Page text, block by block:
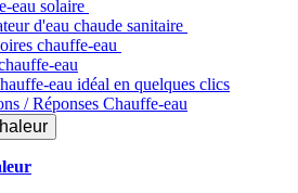
eau solaire
d'eau chaude sanitaire
chauffe-eau
eau
eau idéal en quelques clics
/ Réponses Chauffe-eau